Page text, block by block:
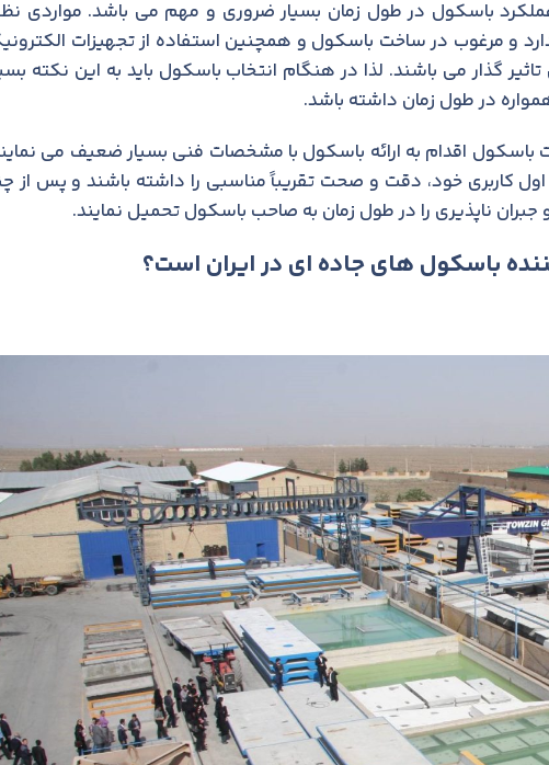
باسکول در طول زمان بسیار ضروری و مهم می باشد. مواردی
و مرغوب در ساخت باسکول و همچنین استفاده از تجهیزات
گذار می باشند. لذا در هنگام انتخاب باسکول باید به این نکته
در طول زمان داشته باشد.
باسکول اقدام به ارائه باسکول با مشخصات فنی بسیار ضعیف می
کاربری خود، دقت و صحت تقریباً مناسبی را داشته باشند و پس از
ناپذیری را در طول زمان به صاحب باسکول تحمیل نمایند.
باسکول های جاده ای در ایران است؟